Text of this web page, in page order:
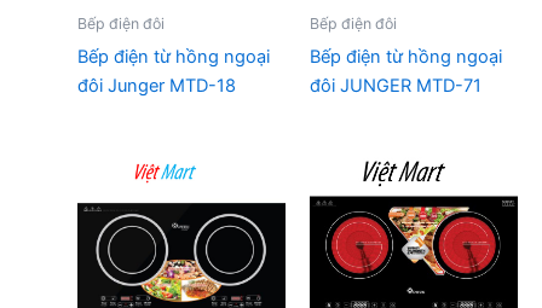
Bếp điện đôi
Bếp điện từ hồng ngoại
đôi Junger MTD-18
Bếp điện đôi
Bếp điện từ hồng ngoại
đôi JUNGER MTD-71